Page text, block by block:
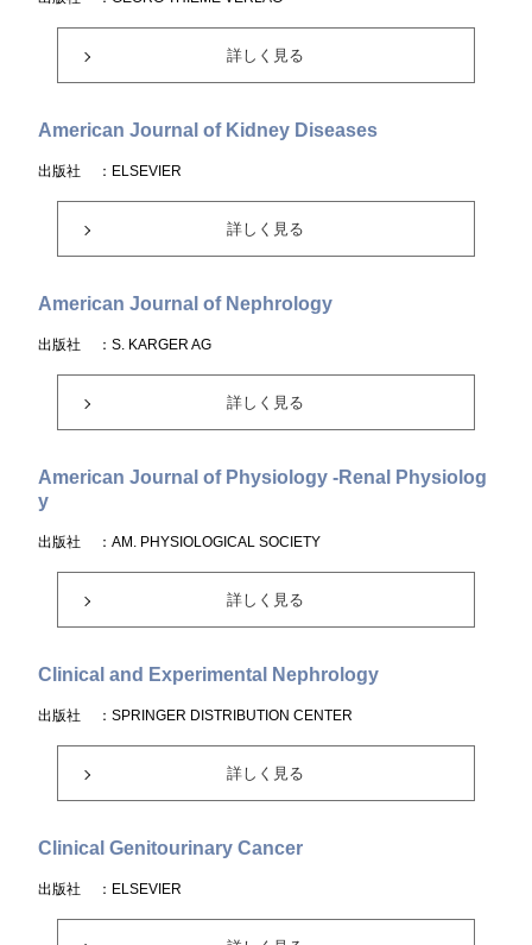
詳しく見る
American Journal of Kidney Diseases
出版社 ：ELSEVIER
詳しく見る
American Journal of Nephrology
出版社 ：S. KARGER AG
詳しく見る
American Journal of Physiology -Renal Physiolog
y
出版社 ：AM. PHYSIOLOGICAL SOCIETY
詳しく見る
Clinical and Experimental Nephrology
出版社 ：SPRINGER DISTRIBUTION CENTER
詳しく見る
Clinical Genitourinary Cancer
出版社 ：ELSEVIER